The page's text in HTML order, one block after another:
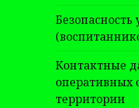
Контактные
оперативных
территории